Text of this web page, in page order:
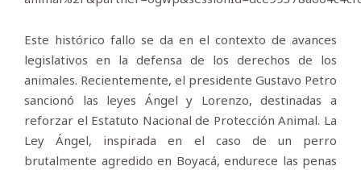
Este histórico fallo se da en el contexto de avances
legislativos en la defensa de los derechos de los
animales. Recientemente, el presidente Gustavo Petro
sancionó las leyes Ángel y Lorenzo, destinadas a
reforzar el Estatuto Nacional de Protección Animal. La
Ley Ángel, inspirada en el caso de un perro
brutalmente agredido en Boyacá, endurece las penas